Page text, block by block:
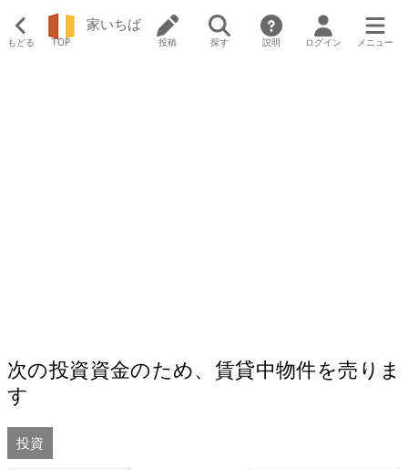
もどる TOP
家いちば
投稿 探す 説明 ログイン メニュー
次の投資資金のため、賃貸中物件を売りま
す
投資